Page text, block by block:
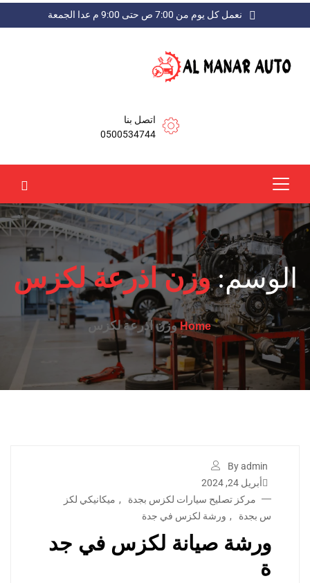
نعمل كل يوم من 7:00 ص حتى 9:00 م عدا الجمعة
اتصل بنا
0500534744
الوسم:وزن اذرعة لكزس
Homeوزن اذرعة لكزس
By admin
أبريل 24, 2024
مركز تصليح سيارات لكزس بجدة
, ميكانيكي لكز
س بجدة
, ورشة لكزس في جدة
ورشة صيانة لكزس في جد
ة